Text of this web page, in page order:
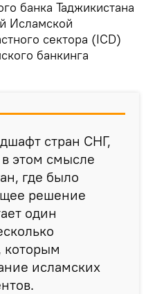
банка Таджикистана
Исламской
сектора (ICD)
банкинга
стран СНГ,
этом смысле
где было
решение
один
которым
исламских